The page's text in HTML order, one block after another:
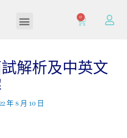
0
解析及中英文
年 8 月 10 日